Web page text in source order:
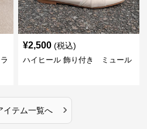
¥2,500 (税込)
ハイヒール 飾り付き ミュール
イテム一覧へ ›